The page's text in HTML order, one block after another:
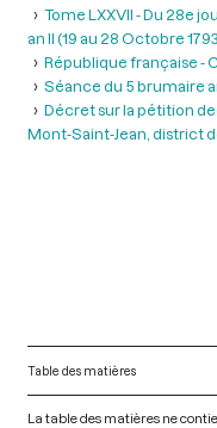
Tome LXXVII - Du 28e
an II (19 au 28 Octobre
République française -
Séance du 5 brumaire
Décret sur la pétition
Mont-Saint-Jean, district
Table des matières
La table des matières ne